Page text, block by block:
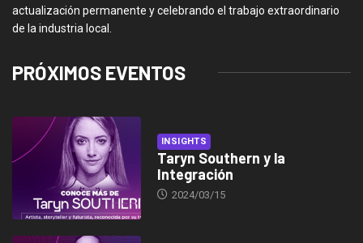
actualización permanente y celebrando el trabajo extraordinario
de la industria local.
PRÓXIMOS EVENTOS
INSIGHTS
Taryn Southern y la
Integración
2024/03/15